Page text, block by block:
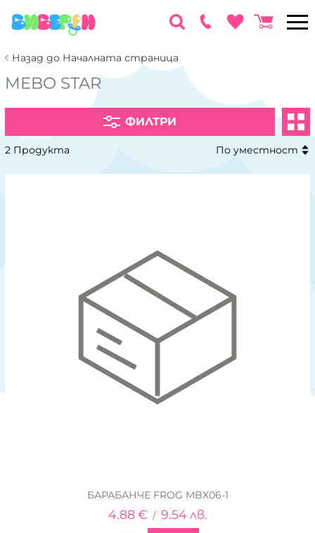
Назад до Началната страница
MEBO STAR
ФИЛТРИ
2 Продукта По уместност
БАРАБАНЧЕ FROG MBX06-1
4.88 € / 9.54 лв.